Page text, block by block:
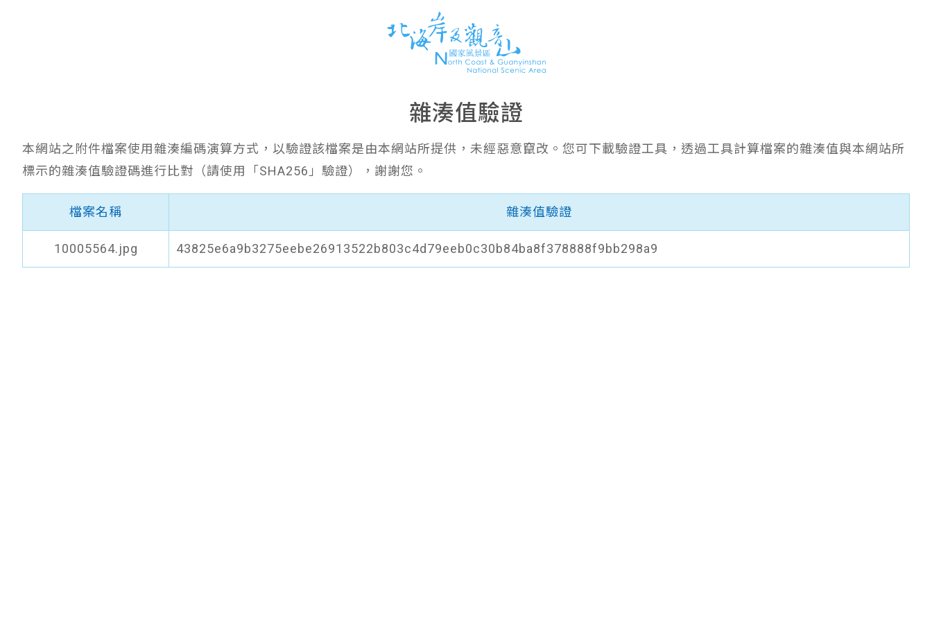
雜湊值驗證
本網站之附件檔案使用雜湊編碼演算方式，以驗證該檔案是由本網站所提供，未經惡意竄改。您可下載驗證工具，透過工具計算檔案的雜湊值與本網站所
標示的雜湊值驗證碼進行比對（請使用「SHA256」驗證），謝謝您。
檔案名稱 雜湊值驗證
10005564.jpg 43825e6a9b3275eebe26913522b803c4d79eeb0c30b84ba8f378888f9bb298a9